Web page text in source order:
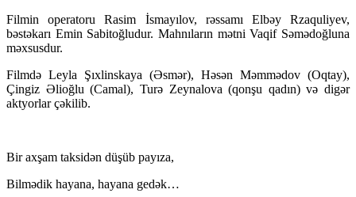
Filmin operatoru Rasim İsmayılov, rəssamı Elbəy Rzaquliyev,
bəstəkarı Emin Sabitoğludur. Mahnıların mətni Vaqif Səmədoğluna
məxsusdur.
Filmdə Leyla Şıxlinskaya (Əsmər), Həsən Məmmədov (Oqtay),
Çingiz Əlioğlu (Camal), Turə Zeynalova (qonşu qadın) və digər
aktyorlar çəkilib.
Bir axşam taksidən düşüb payıza,
Bilmədik hayana, hayana gedək…